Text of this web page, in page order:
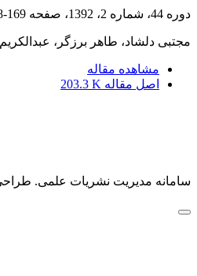
دوره 44، شماره 2، 1392، صفحه 169-178
مجتبی دلشاد، طاهر برزگر،
مشاهده مقاله
اصل مقاله 203.3 K
سامانه مدیریت نشریات علمی.